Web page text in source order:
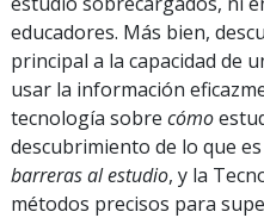
educadores. Más bien,
principal a la capacidad de
usar la información
tecnología sobre cómo
descubrimiento de lo que
barreras al estudio, y la
métodos precisos para